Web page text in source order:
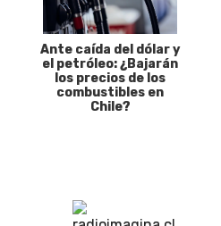
Ante caída del dólar y
el petróleo: ¿Bajarán
los precios de los
combustibles en
Chile?